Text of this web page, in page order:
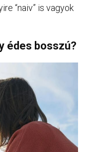
“naiv” is vagyok
édes bosszú?